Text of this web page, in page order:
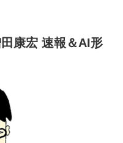
康宏 速報＆AI形